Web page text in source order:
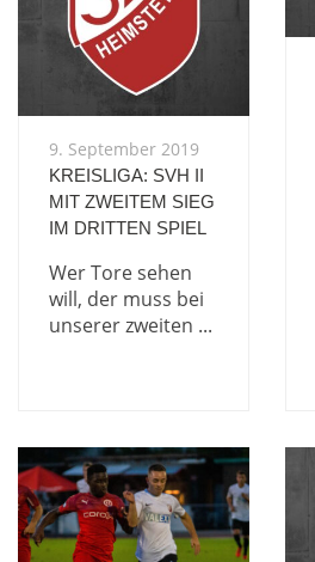
9. September 2019
KREISLIGA: SVH II
MIT ZWEITEM SIEG
IM DRITTEN SPIEL
Wer Tore sehen
will, der muss bei
unserer zweiten ...